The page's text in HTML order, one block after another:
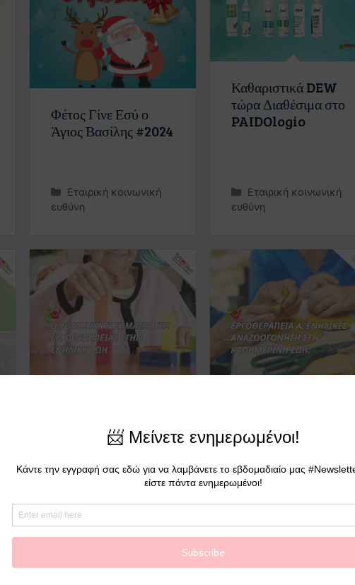
Φέτος Γίνε Εσύ ο
Άγιος Βασίλης #2024
Εταιρική κοινωνική
ευθύνη
Καθαριστικά DEW
τώρα Διαθέσιμα στο
PAIDOlogio
Εταιρική κοινωνική
ευθύνη
Σημασία της
Εργοθεραπείας στην
Ενήλικη Ζωή
Ενήλικες